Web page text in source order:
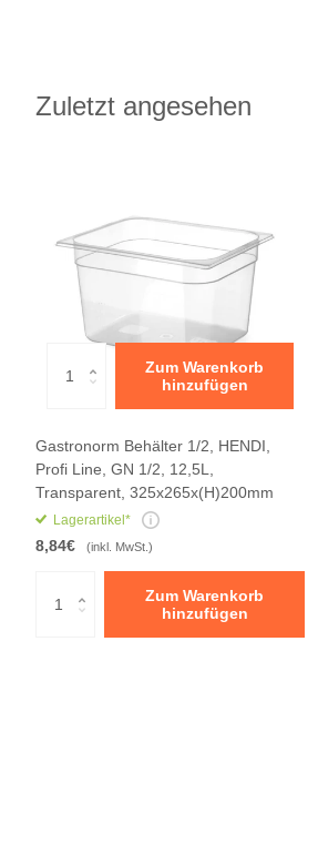
Zuletzt angesehen
Zum Warenkorb
hinzufügen
Gastronorm Behälter 1/2, HENDI,
Profi Line, GN 1/2, 12,5L,
Transparent, 325x265x(H)200mm
Lagerartikel*
8,84€ (inkl. MwSt.)
Zum Warenkorb
hinzufügen